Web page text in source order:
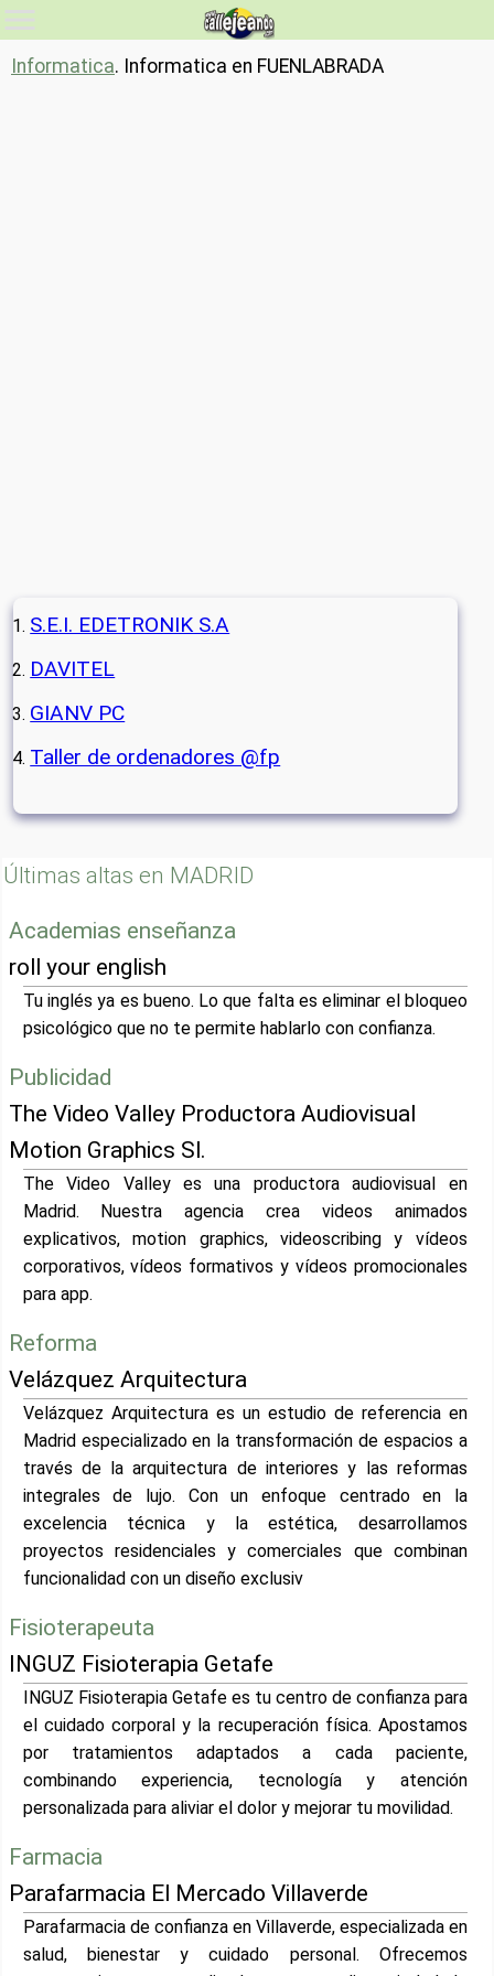
Informatica. Informatica en FUENLABRADA
S.E.I. EDETRONIK S.A
DAVITEL
GIANV PC
Taller de ordenadores @fp
Últimas altas en MADRID
Academias enseñanza
roll your english
Tu inglés ya es bueno. Lo que falta es eliminar el bloqueo
psicológico que no te permite hablarlo con confianza.
Publicidad
The Video Valley Productora Audiovisual
Motion Graphics Sl.
The Video Valley es una productora audiovisual en
Madrid. Nuestra agencia crea videos animados
explicativos, motion graphics, videoscribing y vídeos
corporativos, vídeos formativos y vídeos promocionales
para app.
Reforma
Velázquez Arquitectura
Velázquez Arquitectura es un estudio de referencia en
Madrid especializado en la transformación de espacios a
través de la arquitectura de interiores y las reformas
integrales de lujo. Con un enfoque centrado en la
excelencia técnica y la estética, desarrollamos
proyectos residenciales y comerciales que combinan
funcionalidad con un diseño exclusiv
Fisioterapeuta
INGUZ Fisioterapia Getafe
INGUZ Fisioterapia Getafe es tu centro de confianza para
el cuidado corporal y la recuperación física. Apostamos
por tratamientos adaptados a cada paciente,
combinando experiencia, tecnología y atención
personalizada para aliviar el dolor y mejorar tu movilidad.
Farmacia
Parafarmacia El Mercado Villaverde
Parafarmacia de confianza en Villaverde, especializada en
salud, bienestar y cuidado personal. Ofrecemos